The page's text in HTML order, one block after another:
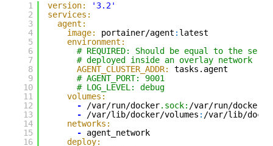
1
2
3
4
5
6
7
8
9
10
11
12
13
14
15
16
version:
'3.2'
services:
agent:
image:
portainer/agent : latest
environment:
# REQUIRED: Should be equal to the
# deployed inside an overlay network
AGENT_CLUSTER_ADDR:
tasks.agent
# AGENT_PORT: 9001
# LOG_LEVEL: debug
volumes:
-
/var/run/docker.sock: /var/run/
-
/var/lib/docker/volumes : /var/lib/
networks:
-
agent_network
deploy: